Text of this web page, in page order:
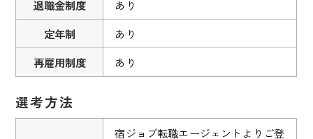
退職金制度
あり
定年制
あり
再雇用制度
あり
選考方法
宿ジョブ転職エージェントよりご登